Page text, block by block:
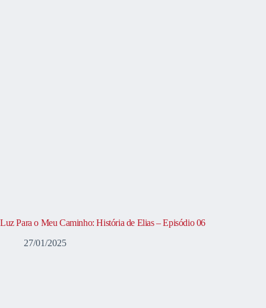
Luz Para o Meu Caminho: História de Elias – Episódio 06
27/01/2025